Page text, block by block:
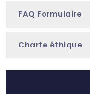
FAQ Formulaire
Charte éthique